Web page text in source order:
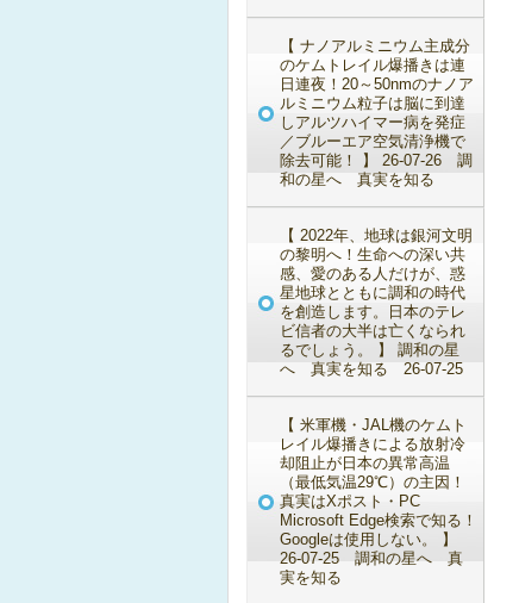
【 ナノアルミニウム主成分
のケムトレイル爆播きは連
日連夜！20～50nmのナノア
ルミニウム粒子は脳に到達
しアルツハイマー病を発症
／ブルーエア空気清浄機で
除去可能！ 】 26-07-26 調
和の星へ 真実を知る
【 2022年、地球は銀河文明
の黎明へ！生命への深い共
感、愛のある人だけが、惑
星地球とともに調和の時代
を創造します。日本のテレ
ビ信者の大半は亡くなられ
るでしょう。 】 調和の星
へ 真実を知る 26-07-25
【 米軍機・JAL機のケムト
レイル爆播きによる放射冷
却阻止が日本の異常高温
（最低気温29℃）の主因！
真実はXポスト・PC
Microsoft Edge検索で知る！
Googleは使用しない。 】
26-07-25 調和の星へ 真
実を知る